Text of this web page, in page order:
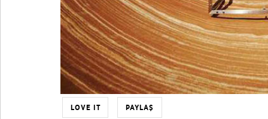
LOVE IT PAYLAŞ